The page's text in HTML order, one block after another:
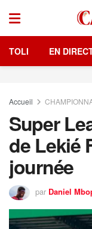
TOLI EN
Accueil
Super
de Lekié
journée
par Daniel